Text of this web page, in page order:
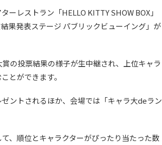
ーレストラン「HELLO KITTY SHOW BOX」
果発表ステージ パブリックビューイング」が
の投票結果の様子が生中継され、上位キャラ
とができます。
ントされるほか、会場では「キャラ大deラン
、順位とキャラクターがぴったり当たった数